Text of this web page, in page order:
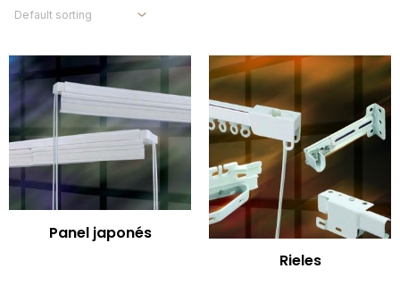
Panel japonés
Rieles